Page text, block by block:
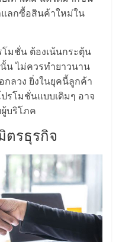
ลกซื้อสินค้าใหม่ใน
มชั่น ต้องเน้นกระตุ้น
น ไม่ควรทำยาวนาน
กลวง ยิ่งในยุคนี้ลูกค้า
รโมชั่นแบบเดิมๆ อาจ
บริโภค
ตรธุรกิจ